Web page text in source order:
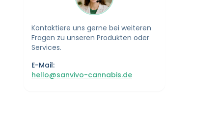
Kontaktiere uns gerne bei weiteren
Fragen zu unseren Produkten oder
Services.
E-Mail:
hello@sanvivo-cannabis.de